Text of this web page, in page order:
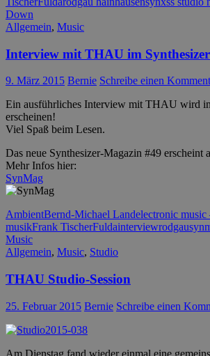
Down
Allgemein, Music
Interview mit THAU im
9. März 2015 Bernie Schreibe einen
Ein ausführliches Interview mit THAU wird
erscheinen!
Viel Spaß beim Lesen.
Das neue Synthesizer-Magazin #49 erscheint
Mehr Infos hier:
SynMag
AmbientBernd-Michael Landelectronic music
musikFrank TischerFuldainterviewrodgau
Music
Allgemein, Music, Studio
THAU Studio-Session
25. Februar 2015 Bernie Schreibe einen
Am Dienstag fand wieder einmal eine